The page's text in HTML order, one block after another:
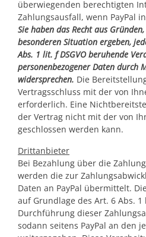
überwiegenden berechtigten
Zahlungsausfall, wenn PayPal
Sie haben das Recht aus
besonderen Situation ergeben,
Abs. 1 lit. f DSGVO beruhende
personenbezogener Daten durch
widersprechen. Die
Vertragsschluss mit der von
erforderlich. Eine
der Vertrag nicht mit der von
geschlossen werden kann.
Drittanbieter
Bei Bezahlung über die
werden die zur
Daten an PayPal übermittelt.
auf Grundlage des Art. 6 Abs. 1
Durchführung dieser
sodann seitens PayPal an den